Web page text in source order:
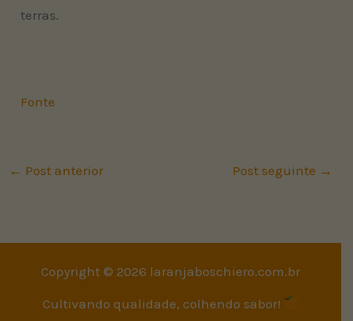
terras.
Fonte
← Post anterior Post seguinte →
Copyright © 2026 laranjaboschiero.com.br
Cultivando qualidade, colhendo sabor!